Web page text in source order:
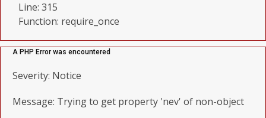
Line: 315
Function: require_once
A PHP Error was encountered
Severity: Notice
Message: Trying to get property 'nev' of non-object